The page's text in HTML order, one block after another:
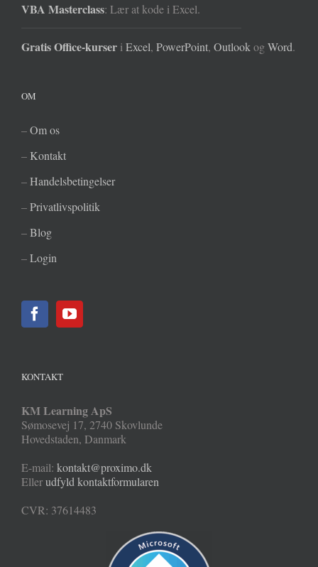
VBA Masterclass: Lær at kode i Excel.
Gratis Office-kurser i Excel, PowerPoint, OutlookogWord.
OM
–Om os
– Kontakt
–Handelsbetingelser
–Privatlivspolitik
–Blog
–Login
KONTAKT
KM Learning ApS
Sømosevej 17, 2740 Skovlunde
Hovedstaden, Danmark
E-mail: kontakt@proximo.dk
Ellerudfyld kontaktformularen
CVR: 37614483